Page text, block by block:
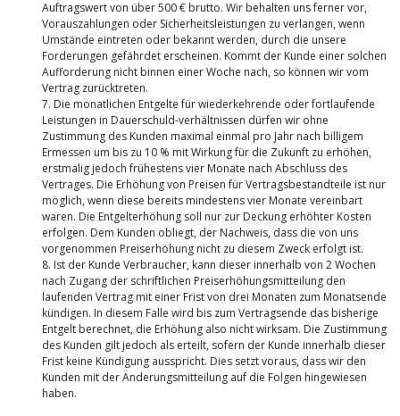
Auftragswert von über 500 € brutto. Wir behalten uns ferner vor,
Vorauszahlungen oder Sicherheitsleistungen zu verlangen, wenn
Umstände eintreten oder bekannt werden, durch die unsere
Forderungen gefährdet erscheinen. Kommt der Kunde einer solchen
Aufforderung nicht binnen einer Woche nach, so können wir vom
Vertrag zurücktreten.
7. Die monatlichen Entgelte für wiederkehrende oder fortlaufende
Leistungen in Dauerschuld-verhältnissen dürfen wir ohne
Zustimmung des Kunden maximal einmal pro Jahr nach billigem
Ermessen um bis zu 10 % mit Wirkung für die Zukunft zu erhöhen,
erstmalig jedoch frühestens vier Monate nach Abschluss des
Vertrages. Die Erhöhung von Preisen für Vertragsbestandteile ist nur
möglich, wenn diese bereits mindestens vier Monate vereinbart
waren. Die Entgelterhöhung soll nur zur Deckung erhöhter Kosten
erfolgen. Dem Kunden obliegt, der Nachweis, dass die von uns
vorgenommen Preiserhöhung nicht zu diesem Zweck erfolgt ist.
8. Ist der Kunde Verbraucher, kann dieser innerhalb von 2 Wochen
nach Zugang der schriftlichen Preiserhöhungsmitteilung den
laufenden Vertrag mit einer Frist von drei Monaten zum Monatsende
kündigen. In diesem Falle wird bis zum Vertragsende das bisherige
Entgelt berechnet, die Erhöhung also nicht wirksam. Die Zustimmung
des Kunden gilt jedoch als erteilt, sofern der Kunde innerhalb dieser
Frist keine Kündigung ausspricht. Dies setzt voraus, dass wir den
Kunden mit der Änderungsmitteilung auf die Folgen hingewiesen
haben.